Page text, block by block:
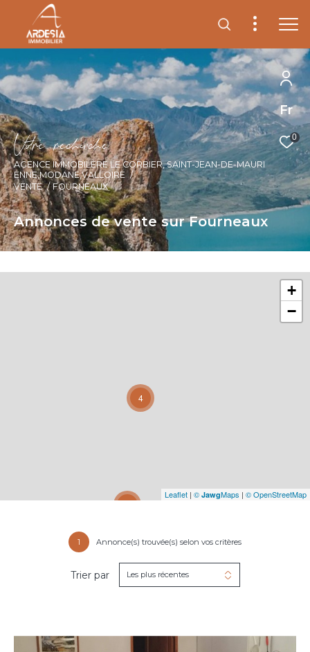
Fr
0
Vore recece
AGENCE IMMOBILÈRE LE CORBIER, SAINT-JEAN-DE-MAURI
ENNE,MODANE,VALLOIRE
VENTE
FOURNEAUX
Annonces de vente sur Fourneaux
4
31
+
−
Leaflet | © JawgMaps | © OpenStreetMap
1 Annonce(s) trouvée(s) selon vos critères
Trier par Les plus récentes